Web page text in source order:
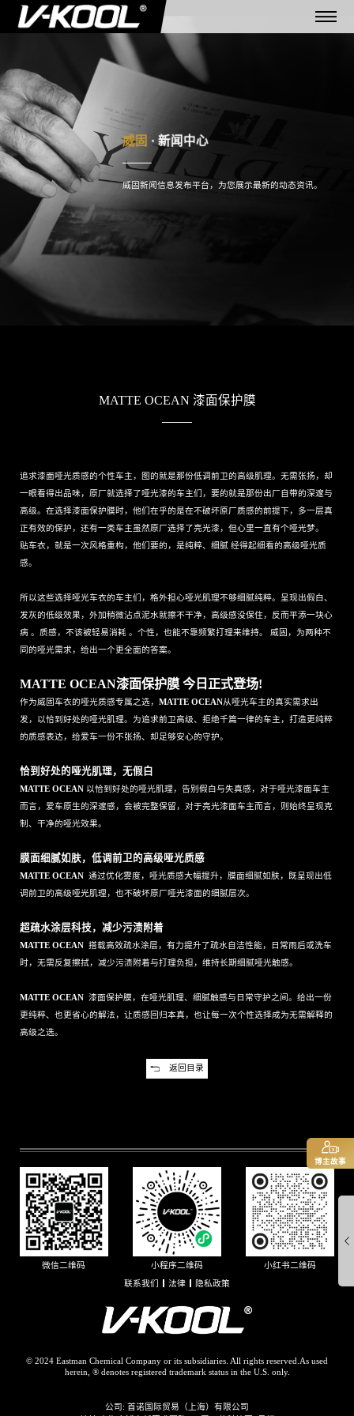
威固新闻信息发布平台，为您展示最新的动态资讯。
MATTE OCEAN 漆面保护膜
追求漆面哑光质感的个性车主，图的就是那份低调前卫的高级肌理。无需张扬，却
一眼看得出品味，原厂就选择了哑光漆的车主们，要的就是那份出厂自带的深邃与
高级。在选择漆面保护膜时，他们在乎的是在不破坏原厂质感的前提下，多一层真
正有效的保护，还有一类车主虽然原厂选择了亮光漆，但心里一直有个哑光梦。
贴车衣，就是一次风格重构，他们要的，是纯粹、细腻 经得起细看的高级哑光质
感。
所以这些选择哑光车衣的车主们，格外担心哑光肌理不够细腻纯粹。呈现出假白、
发灰的低级效果，外加稍微沾点泥水就擦不干净，高级感没保住，反而平添一块心
病 。质感，不该被轻易消耗 。个性，也能不靠频繁打理来维持。 威固，为两种不
同的哑光需求，给出一个更全面的答案。
MATTE OCEAN漆面保护膜 今日正式登场!
作为威固车衣的哑光质感专属之选， MATTE OCEAN从哑光车主的真实需求出
发，以恰到好处的哑光肌理。为追求前卫高级、拒绝千篇一律的车主，打造更纯粹
的质感表达，给爱车一份不张扬、却足够安心的守护。
恰到好处的哑光肌理，无假白
MATTE OCEAN以恰到好处的哑光肌理，告别假白与失真感，对于哑光漆面车主
而言，爱车原生的深邃感，会被完整保留，对于亮光漆面车主而言，则始终呈现克
制、干净的哑光效果。
膜面细腻如肤，低调前卫的高级哑光质感
MATTE OCEAN通过优化雾度，哑光质感大幅提升，膜面细腻如肤，既呈现出低
调前卫的高级哑光肌理，也不破坏原厂哑光漆面的细腻层次。
超疏水涂层科技，减少污渍附着
MATTE OCEAN搭载高效疏水涂层，有力提升了疏水自洁性能，日常雨后或洗车
时，无需反复擦拭，减少污渍附着与打理负担，维持长期细腻哑光触感。
MATTE OCEAN漆面保护膜，在哑光肌理、细腻触感与日常守护之间。给出一份
更纯粹、也更省心的解法，让质感回归本真，也让每一次个性选择成为无需解释的
高级之选。
返回目录
联系我们 法律 隐私政策
© 2024 Eastman Chemical Company or its subsidiaries. All rights reserved.As used
herein, ® denotes registered trademark status in the U.S. only.
公司: 首诺国际贸易（上海）有限公司
博主故事